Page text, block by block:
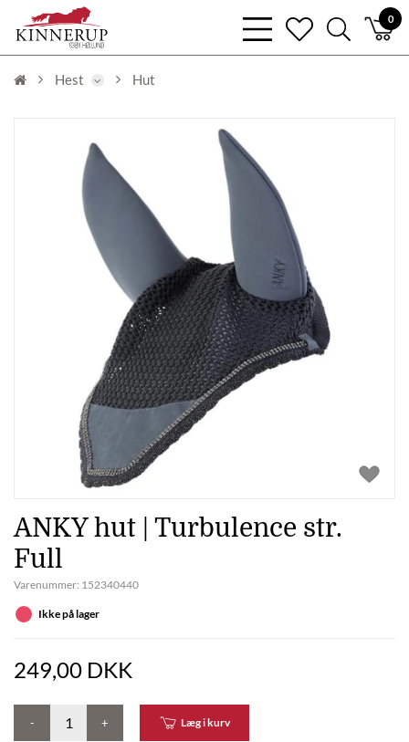
0
bars
light
heart
search
light
Hest Hut
ANKY hut | Turbulence str.
Full
Varenummer: 152340440
Ikke på lager
249,00 DKK
- + Læg i kurv